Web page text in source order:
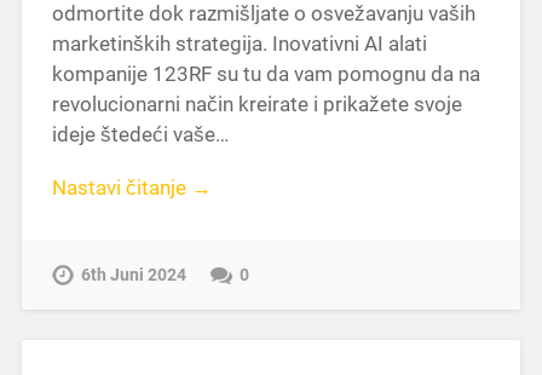
odmortite dok razmišljate o osvežavanju vaših
marketinških strategija. Inovativni AI alati
kompanije 123RF su tu da vam pomognu da na
revolucionarni način kreirate i prikažete svoje
ideje štedeći vaše…
Nastavi čitanje →
6th Juni 2024 0